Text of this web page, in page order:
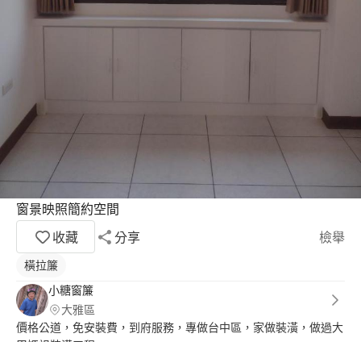
窗景映照簡約空間
收藏
分享 檢舉
橫拉簾
小糖窗簾
大雅區
價格公道，免安裝費，到府服務，專做台中區，家做裝潢，做過大